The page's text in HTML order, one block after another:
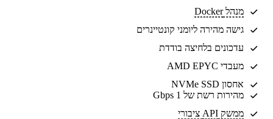
מנהל Docker
גישה מהירה ליומני קונטיינרים
עדכונים בלחיצה בודדת
מעבדי AMD EPYC
אחסון NVMe SSD
מהירות רשת של 1 Gbps
ממשק API ציבורי